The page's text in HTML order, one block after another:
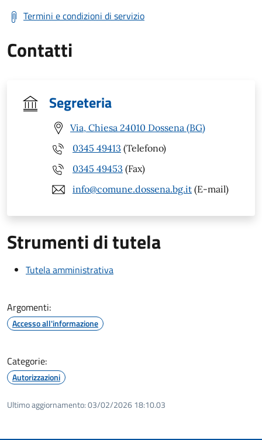
Termini e condizioni di servizio
Contatti
Segreteria
Via, Chiesa 24010 Dossena (BG)
0345 49413 (Telefono)
0345 49453 (Fax)
info@comune.dossena.bg.it (E-mail)
Strumenti di tutela
Tutela amministrativa
Argomenti:
Accesso all'informazione
Categorie:
Autorizzazioni
Ultimo aggiornamento:03/02/2026 18:10.03